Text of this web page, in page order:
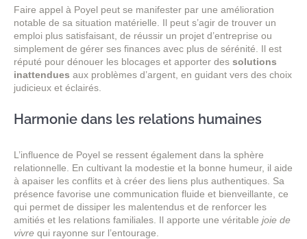
Faire appel à Poyel peut se manifester par une amélioration
notable de sa situation matérielle. Il peut s’agir de trouver un
emploi plus satisfaisant, de réussir un projet d’entreprise ou
simplement de gérer ses finances avec plus de sérénité. Il est
réputé pour dénouer les blocages et apporter des solutions
inattendues aux problèmes d’argent, en guidant vers des choix
judicieux et éclairés.
Harmonie dans les relations humaines
L’influence de Poyel se ressent également dans la sphère
relationnelle. En cultivant la modestie et la bonne humeur, il aide
à apaiser les conflits et à créer des liens plus authentiques. Sa
présence favorise une communication fluide et bienveillante, ce
qui permet de dissiper les malentendus et de renforcer les
amitiés et les relations familiales. Il apporte une véritable joie de
vivre qui rayonne sur l’entourage.